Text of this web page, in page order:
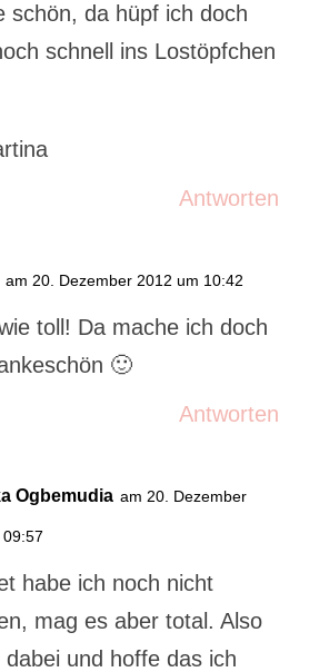
schön, da hüpf ich doch
schnell ins Lostöpfchen
Antworten
am 20. Dezember 2012 um 10:42
toll! Da mache ich doch
🙂
Antworten
Ogbemudia am 20. Dezember
habe ich noch nicht
mag es aber total. Also
dabei und hoffe das ich